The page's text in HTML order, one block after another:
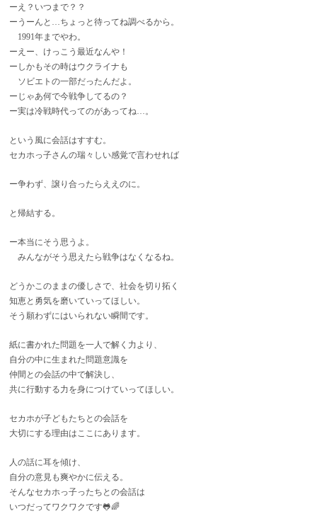
ーえ？いつまで？？
ーうーんと…ちょっと待ってね調べるから。
1991年までやわ。
ーえー、けっこう最近なんや！
ーしかもその時はウクライナも
ソビエトの一部だったんだよ。
ーじゃあ何で今戦争してるの？
ー実は冷戦時代ってのがあってね…。
という風に会話はすすむ。
セカホっ子さんの瑞々しい感覚で言わせれば
ー争わず、譲り合ったらええのに。
と帰結する。
ー本当にそう思うよ。
みんながそう思えたら戦争はなくなるね。
どうかこのままの優しさで、社会を切り拓く
知恵と勇気を磨いていってほしい。
そう願わずにはいられない瞬間です。
紙に書かれた問題を一人で解く力より、
自分の中に生まれた問題意識を
仲間との会話の中で解決し、
共に行動する力を身につけていってほしい。
セカホが子どもたちとの会話を
大切にする理由はここにあります。
人の話に耳を傾け、
自分の意見も爽やかに伝える。
そんなセカホっ子ったちとの会話は
いつだってワクワクです🐸🌈